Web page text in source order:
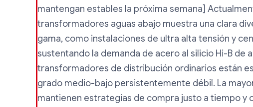
mantengan estables la próxima semana]
transformadores aguas abajo muestra una clara
gama, como instalaciones de ultra alta tensión y
sustentando la demanda de acero al silicio Hi-B de
transformadores de distribución ordinarios están
grado medio-bajo persistentemente débil. La
mantienen estrategias de compra justo a tiempo y